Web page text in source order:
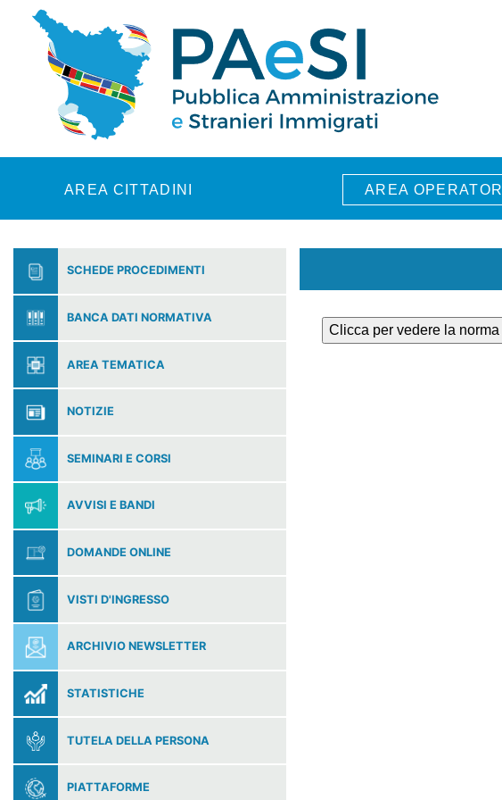
Skip to main content
AREA CITTADINI AREA OPERATORI
SCHEDE PROCEDIMENTI
BANCA DATI NORMATIVA
AREA TEMATICA
NOTIZIE
SEMINARI E CORSI
AVVISI E BANDI
DOMANDE ONLINE
VISTI D'INGRESSO
ARCHIVIO NEWSLETTER
STATISTICHE
TUTELA DELLA PERSONA
PIATTAFORME
Clicca per vedere la norma